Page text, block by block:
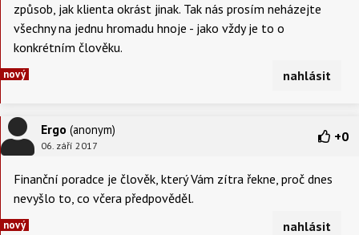
způsob, jak klienta okrást jinak. Tak nás prosím neházejte
všechny na jednu hromadu hnoje - jako vždy je to o
konkrétním člověku.
nový nahlásit
Ergo (anonym)
06. září 2017
+0
Finanční poradce je člověk, který Vám zítra řekne, proč dnes
nevyšlo to, co včera předpověděl.
nový nahlásit